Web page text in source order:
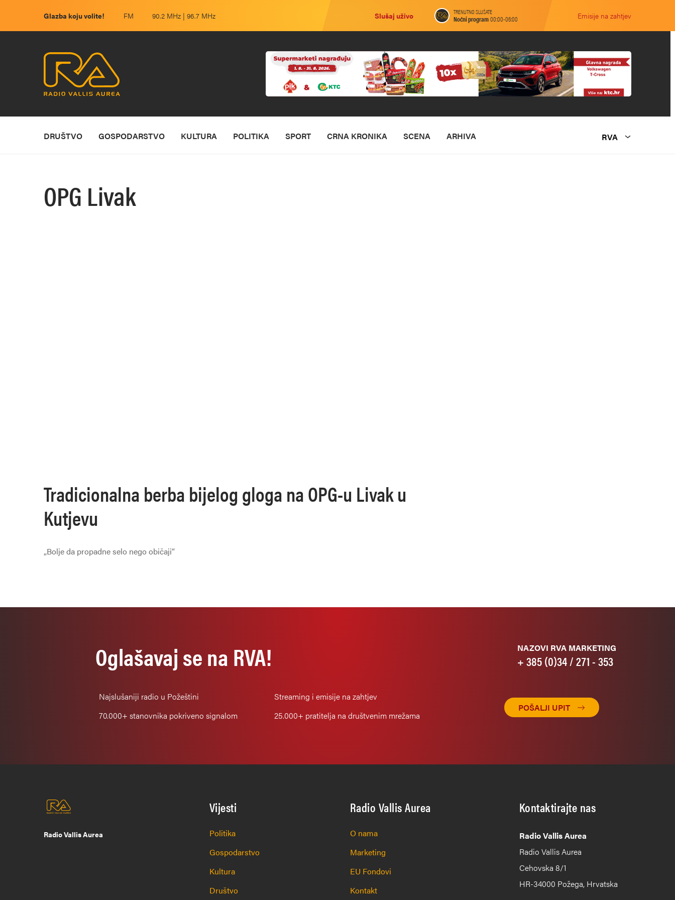
Glazba koju volite! FM 90.2 MHz | 96.7 MHz Slušaj uživo TRENUTNO SLUŠATE
Noćni program00:00-06:00 Emisije na zahtjev
DRUŠTVO GOSPODARSTVO KULTURA POLITIKA SPORT CRNA KRONIKA SCENA ARHIVA RVA
OPG Livak
Tradicionalna berba bijelog gloga na OPG-u Livak u
Kutjevu
„Bolje da propadne selo nego običaji“
Oglašavaj se na RVA!
Najslušaniji radio u Požeštini
Streaming i emisije na zahtjev
70.000+ stanovnika pokriveno signalom 25.000+ pratitelja na društvenim mrežama
NAZOVI RVA MARKETING
+ 385 (0)34 / 271 - 353
POŠALJI UPIT
Radio Vallis Aurea
Vijesti
Politika
Gospodarstvo
Kultura
Društvo
Radio Vallis Aurea
O nama
Marketing
EU Fondovi
Kontakt
Kontaktirajte nas
Radio Vallis Aurea
Radio Vallis Aurea
Cehovska 8/1
HR-34000 Požega, Hrvatska